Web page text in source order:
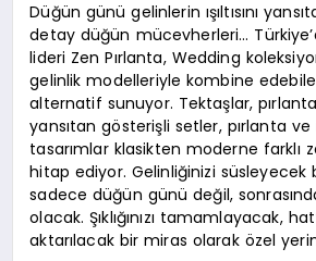
Düğün günü gelinlerin ışıltısını
detay düğün mücevherleri…
lideri Zen Pırlanta, Wedding
gelinlik modelleriyle kombine
alternatif sunuyor. Tektaşlar,
yansıtan gösterişli setler, pırlanta
tasarımlar klasikten moderne farklı
hitap ediyor. Gelinliğinizi
sadece düğün günü değil,
olacak. Şıklığınızı tamamlayacak,
aktarılacak bir miras olarak özel